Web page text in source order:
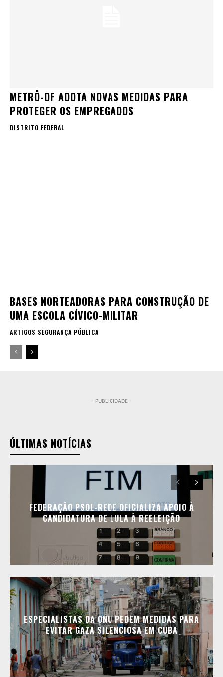
METRÔ-DF ADOTA NOVAS MEDIDAS PARA
PROTEGER OS EMPREGADOS
DISTRITO FEDERAL
BASES NORTEADORAS PARA CONSTRUÇÃO DE
UMA ESCOLA CÍVICO-MILITAR
ARTIGOS SEGURANÇA PÚBLICA
- PUBLICIDADE -
ÚLTIMAS NOTÍCIAS
FEDERAÇÃO PSOL-REDE OFICIALIZA APOIO À
CANDIDATURA DE LULA À REELEIÇÃO
ESPECIALISTAS DA ONU PEDEM MEDIDAS PARA
EVITAR GAZA SILENCIOSA EM CUBA